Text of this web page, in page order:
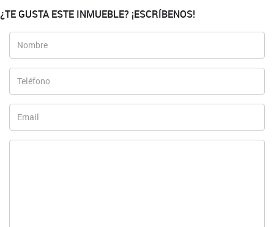
¿TE GUSTA ESTE INMUEBLE? ¡ESCRÍBENOS!